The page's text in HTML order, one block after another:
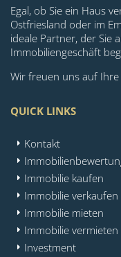
Egal, ob Sie ein Haus
Ostfriesland oder im
ideale Partner, der Sie
Immobiliengeschäft
Wir freuen uns auf Ihre
QUICK LINKS
Kontakt
Immobilie kaufen
Immobilie verkaufen
Immobilie mieten
Immobilie vermieten
Investment